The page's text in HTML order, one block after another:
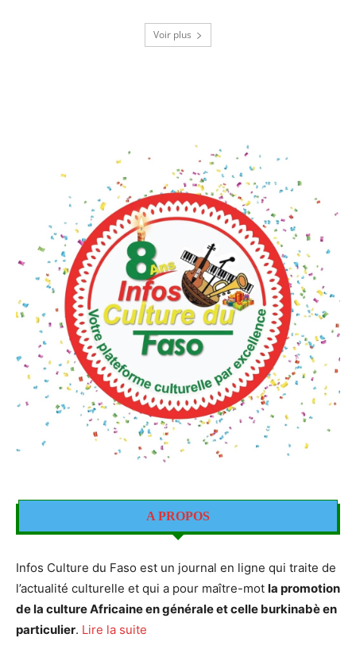
Voir plus
A PROPOS
Infos Culture du Faso est un journal en ligne qui traite de
l’actualité culturelle et qui a pour maître-mot la promotion
de la culture Africaine en générale et celle burkinabè en
particulier. Lire la suite